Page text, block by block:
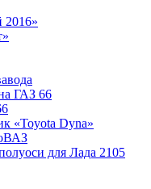
2016»
ГАЗ 66
«Toyota Dyna»
для Лада 2105